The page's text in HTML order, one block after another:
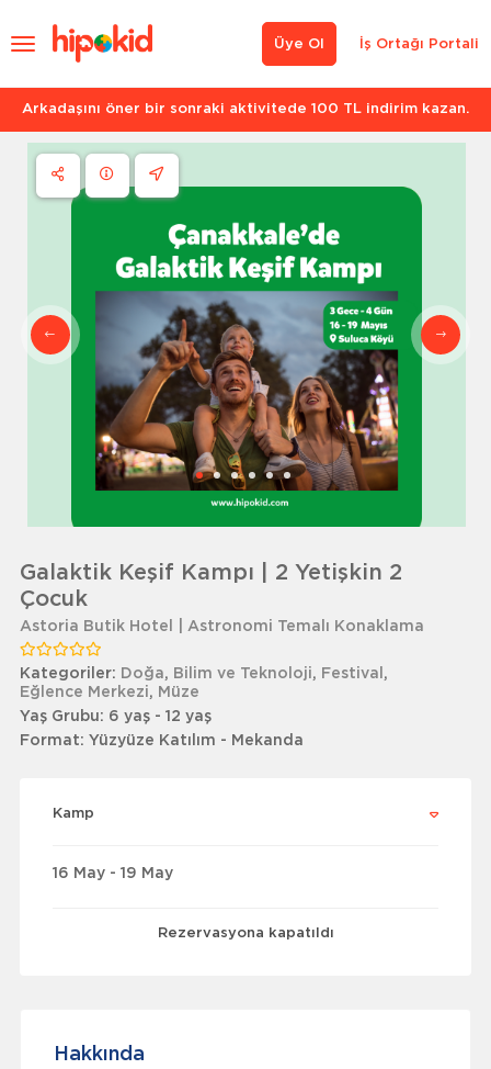
İş Ortağı Portali
Üye Ol
Arkadaşını öner bir sonraki aktivitede 100 TL indirim kazan.
Galaktik Keşif Kampı | 2 Yetişkin 2
Çocuk
Astoria Butik Hotel | Astronomi Temalı Konaklama
Kategoriler: Doğa, Bilim ve Teknoloji, Festival ,
Eğlence Merkezi, Müze
Yaş Grubu: 6 yaş - 12 yaş
Format: Yüzyüze Katılım - Mekanda
Kamp
16 May - 19 May
Rezervasyona kapatıldı
Hakkında